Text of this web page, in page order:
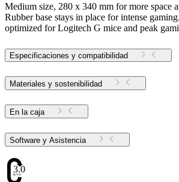
Medium size, 280 x 340 mm for more space
Rubber base stays in place for intense
optimized for Logitech G mice and peak
Especificaciones y compatibilidad
Materiales y sostenibilidad
En la caja
Software y Asistencia
3.08